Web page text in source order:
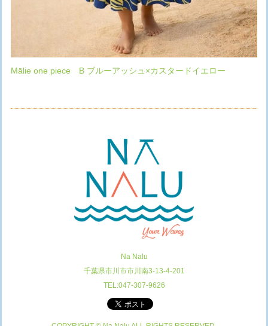
Mālie one piece B ブルーアッシュ×カスタードイエロー
Na Nalu
千葉県市川市市川南3-13-4-201
TEL:047-307-9626